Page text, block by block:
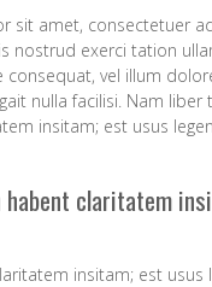
sit amet, consectetuer
nostrud exerci tation
consequat, vel illum
nulla facilisi. Nam
insitam; est usus
habent claritatem
insitam; est